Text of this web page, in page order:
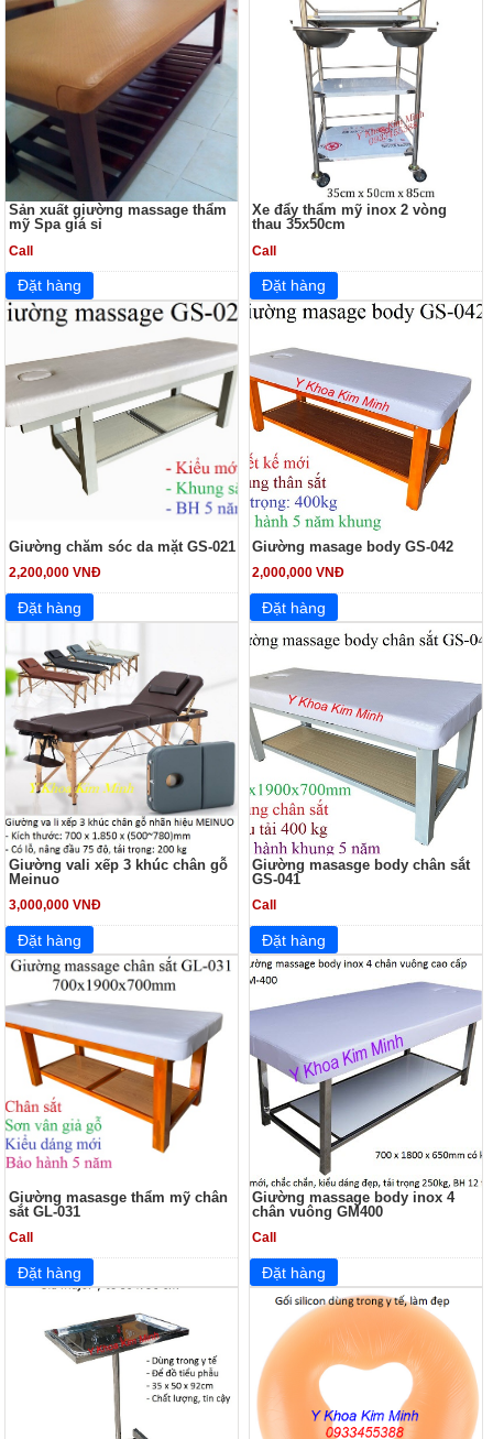
Sản xuất giường massage thẩm
mỹ Spa giá sỉ
Call
Xe đẩy thẩm mỹ inox 2 vòng
thau 35x50cm
Call
Giường chăm sóc da mặt GS-021
2,200,000 VNĐ
Giường masage body GS-042
2,000,000 VNĐ
Giường vali xếp 3 khúc chân gỗ
Meinuo
3,000,000 VNĐ
Giường masasge body chân sắt
GS-041
Call
Giường masasge thẩm mỹ chân
sắt GL-031
Call
Giường massage body inox 4
chân vuông GM400
Call